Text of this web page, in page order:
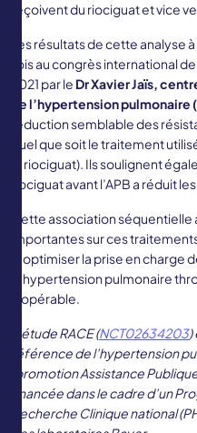
reçoivent du riociguat et vice
Les résultats de cette analyse
fois au congrès international de
2021 par le Dr Xavier Jaïs,
de l’hypertension
réduction semblable des
quel que soit le traitement
le riociguat). Ils soulignent
riociguat avant l’APB a réduit
Cette association
importantes sur ces
d’optimiser la prise en charge
d’hypertension pulmonaire
inopérable.
L’étude RACE (NCT02634203)
référence de l’hypertension
(promotion Assistance
financée dans le cadre d’un
Recherche Clinique national